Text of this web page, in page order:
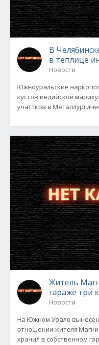
В
в теплице
Новости
Южноуральские
кустов индийской
участков в
Житель
гараже три
Новости
На Южном Урале
отношении жителя
хранил в собственном